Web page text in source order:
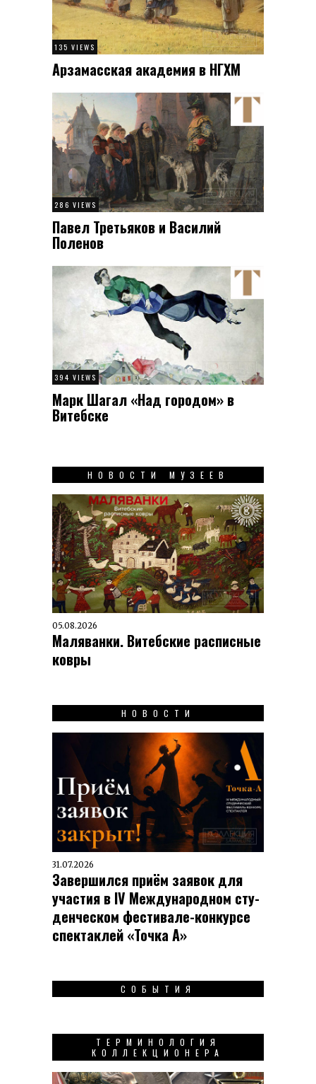
135 VIEWS
Арзамасская академия в НГХМ
286 VIEWS
Павел Третьяков и Василий
Поленов
394 VIEWS
Марк Шагал «Над городом» в
Витебске
НОВОСТИ МУЗЕЕВ
05.08.2026
Маляванки. Витебские расписные
ковры
НОВОСТИ
31.07.2026
Завершился приём заявок для
участия в IV Меж­ду­на­род­ном сту­
ден­чес­ком фес­ти­вале-кон­кур­се
спек­таклей «Точка А»
СОБЫТИЯ
ТЕРМИНОЛОГИЯ
КОЛЛЕКЦИОНЕРА